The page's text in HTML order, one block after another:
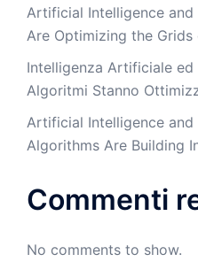
Artificial Intelligence
Are Optimizing the
Intelligenza Artificiale ed
Algoritmi Stanno
Artificial Intelligence and
Algorithms Are Building
Commenti
No comments to show.